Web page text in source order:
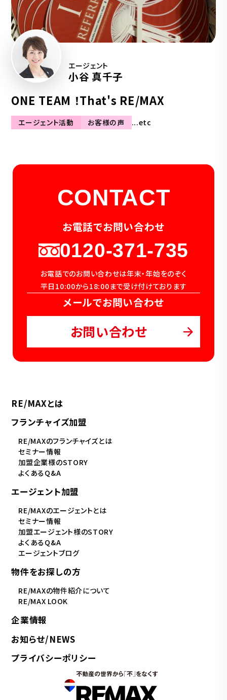
エージェント
小谷 真千子
ONE TEAM ！That's RE/MAX
エージェント活動 お客様の声 ...etc
CONTACT
お電話でお問い合わせ
0120-371-735
お電話でのお問い合わせは年末・年始をのぞく
平日10:00から18:00まで受け付けております
メールでお問い合わせ
お問い合わせ
RE/MAXとは
フランチャイズ加盟
RE/MAXのフランチャイズとは
セミナー情報
加盟企業様のSTORY
よくあるQ&A
エージェント加盟
RE/MAXのエージェントとは
セミナー情報
加盟エージェント様のSTORY
よくあるQ&A
エージェントブログ
物件をお探しの方
RE/MAXの物件紹介について
RE/MAX LOOK
企業情報
お知らせ/NEWS
プライバシーポリシー